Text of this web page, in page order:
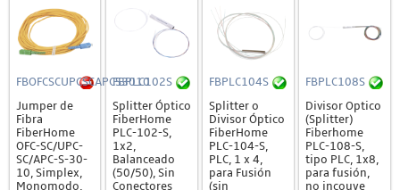
FBOFCSCUPCSCAPCS3010
Jumper de
Fibra
FiberHome
OFC-SC/UPC-
SC/APC-S-30-
10, Simplex,
Monomodo,
FBPLC102S
Splitter Óptico
FiberHome
PLC-102-S,
1x2,
Balanceado
(50/50), Sin
Conectores
FBPLC104S
Splitter o
Divisor Óptico
FiberHome
PLC-104-S,
PLC, 1 x 4,
para Fusión
(sin
FBPLC108S
Divisor Optico
(Splitter)
Fiberhome
PLC-108-S,
tipo PLC, 1x8,
para fusión,
no incouye